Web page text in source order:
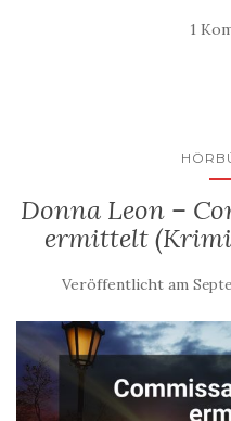
1
Donna Leon –
ermittelt
Veröffentlicht am